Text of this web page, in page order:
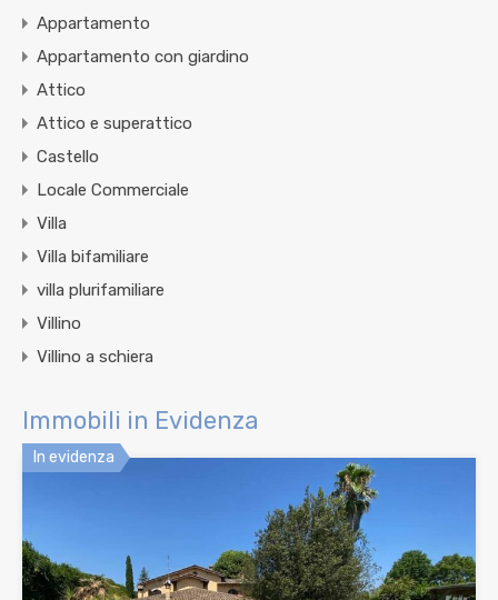
Appartamento
Appartamento con giardino
Attico
Attico e superattico
Castello
Locale Commerciale
Villa
Villa bifamiliare
villa plurifamiliare
Villino
Villino a schiera
Immobili in Evidenza
In evidenza